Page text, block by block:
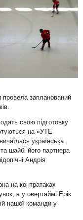
провела запланований
свою підготовку
на «УТЕ-
українська
шайбі його партнера
Андрія
на контратаках
а у овертаймі Ерік
нашої команди у